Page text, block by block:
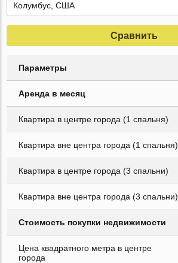
Сравнить
Параметры
Аренда в месяц
Квартира в центре города (1 спальня)
Квартира вне центра города (1 спальня)
Квартира в центре города (3 спальни)
Квартира вне центра города (3 спальни)
Стоимость покупки недвижимости
Цена квадратного метра в центре
города